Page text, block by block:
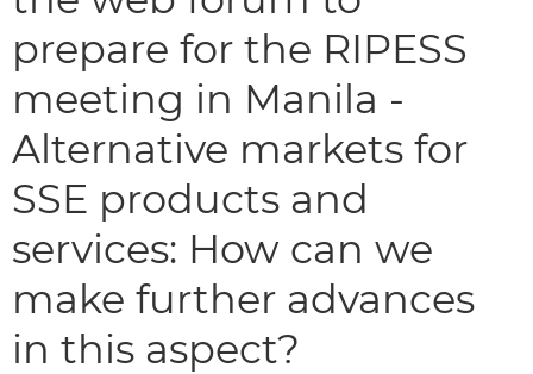
prepare for the RIPESS
meeting in Manila -
Alternative markets for
SSE products and
services: How can we
make further advances
in this aspect?